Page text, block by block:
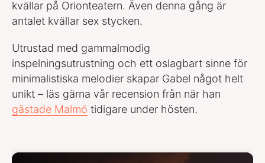
kvällar på Orionteatern. Även denna gång är
antalet kvällar sex stycken.
Utrustad med gammalmodig
inspelningsutrustning och ett oslagbart sinne för
minimalistiska melodier skapar Gabel något helt
unikt – läs gärna vår recension från när han
gästade Malmö tidigare under hösten.